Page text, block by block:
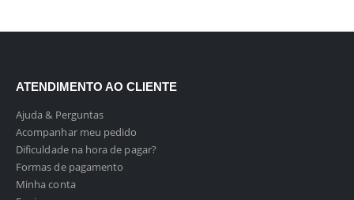
ATENDIMENTO AO CLIENTE
Ajuda & Perguntas
Acompanhar meu pedido
Dificuldade na hora de pagar?
Formas de pagamento
Minha conta